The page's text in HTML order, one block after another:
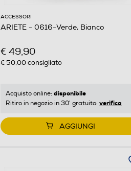
ACCESSORI
ARIETE - 0616-Verde, Bianco
€ 49,90
€ 50,00consigliato
Acquisto online: disponibile
Ritiro in negozio in 30' gratuito: verifica
AGGIUNGI